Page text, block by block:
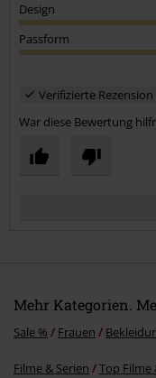
Design
Passform
Verifizierte Rezension
War diese Bewertung
Mehr Kategorien.
Sale % Frauen
Filme & Serien Top Filme